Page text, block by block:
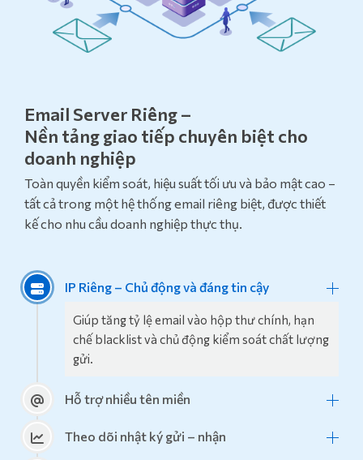
Email Server Riêng –
Nền tảng giao tiếp chuyên biệt cho
doanh nghiệp
Toàn quyền kiểm soát, hiệu suất tối ưu và bảo mật cao –
tất cả trong một hệ thống email riêng biệt, được thiết
kế cho nhu cầu doanh nghiệp thực thụ.
IP Riêng – Chủ động và đáng tin cậy
Giúp tăng tỷ lệ email vào hộp thư chính, hạn
chế blacklist và chủ động kiểm soát chất lượng
gửi.
Hỗ trợ nhiều tên miền
Theo dõi nhật ký gửi – nhận